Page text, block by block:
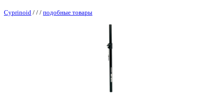
Cyprinoid / / / подобные товары